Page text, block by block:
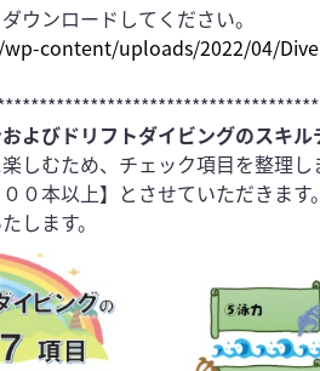
ウンロードしてください。
content/uploads/2022/04/
よびドリフトダイビングのスキル
しむため、チェック項目を整理し
０本以上】とさせていただきます。
します。